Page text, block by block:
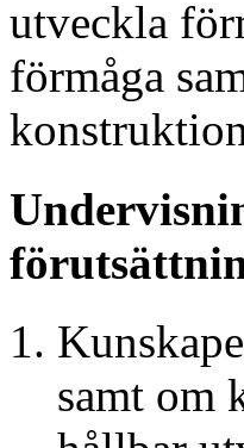
utveckla
förmåga
samt om